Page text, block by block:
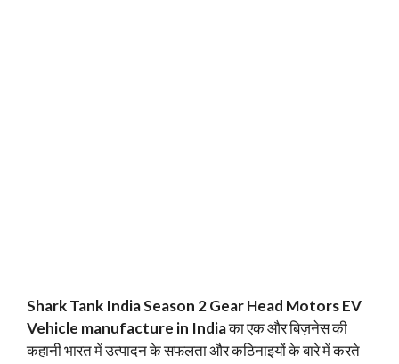
Shark Tank India Season 2 Gear Head Motors EV
Vehicle manufacture in Indiaका एक और बिज़नेस की
कहानी भारत में उत्पादन के सफलता और कठिनाइयों के बारे में करते